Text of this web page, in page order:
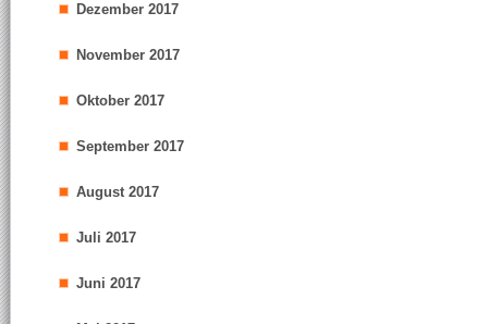
Dezember 2017
November 2017
Oktober 2017
September 2017
August 2017
Juli 2017
Juni 2017